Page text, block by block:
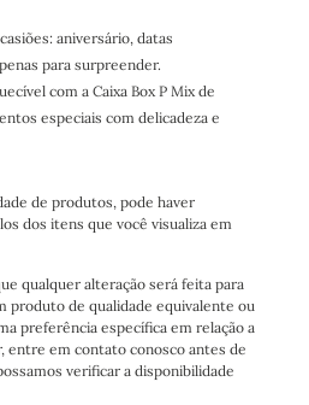
aniversário, datas
para surpreender.
com a Caixa Box P Mix de
especiais com delicadeza e
de produtos, pode haver
dos itens que você visualiza em
qualquer alteração será feita para
produto de qualidade equivalente ou
preferência específica em relação a
entre em contato conosco antes de
verificar a disponibilidade